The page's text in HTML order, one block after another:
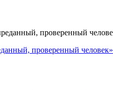
проверенный человек»